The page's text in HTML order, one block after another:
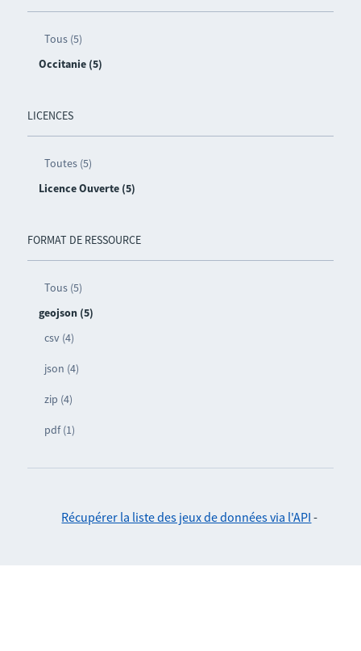
Tous (5)
Occitanie (5)
LICENCES
Toutes (5)
Licence Ouverte (5)
FORMAT DE RESSOURCE
Tous (5)
geojson (5)
csv (4)
json (4)
zip (4)
pdf (1)
Récupérer la liste des jeux de données via l'API -